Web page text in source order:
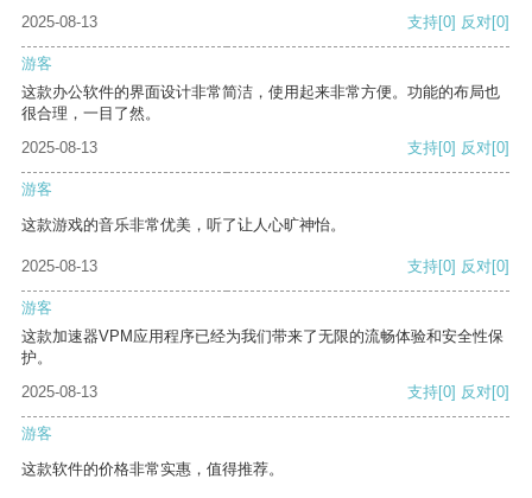
2025-08-13
支持[0] 反对[0]
游客
这款办公软件的界面设计非常简洁，使用起来非常方便。功能的布局也
很合理，一目了然。
2025-08-13
支持[0] 反对[0]
游客
这款游戏的音乐非常优美，听了让人心旷神怡。
2025-08-13 支持[0] 反对[0]
游客
这款加速器VPM应用程序已经为我们带来了无限的流畅体验和安全性保
护。
2025-08-13
支持[0] 反对[0]
游客
这款软件的价格非常实惠，值得推荐。